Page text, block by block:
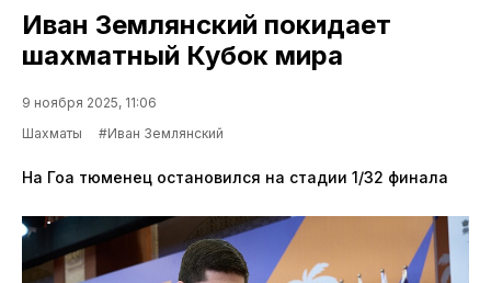
Иван Землянский покидает
шахматный Кубок мира
9 ноября 2025, 11:06
Шахматы
#Иван Землянский
На Гоа тюменец остановился на стадии 1/32 финала